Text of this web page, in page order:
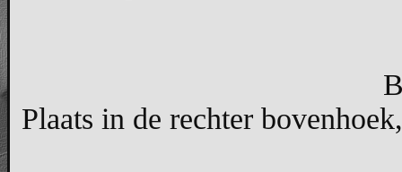
Plaats in de rechter